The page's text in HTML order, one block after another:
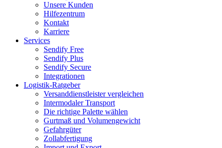
Unsere Kunden
Hilfezentrum
Kontakt
Karriere
Services
Sendify Free
Sendify Plus
Sendify Secure
Integrationen
Logistik-Ratgeber
Versanddienstleister vergleichen
Intermodaler Transport
Die richtige Palette wählen
Gurtmaß und Volumengewicht
Gefahrgüter
Zollabfertigung